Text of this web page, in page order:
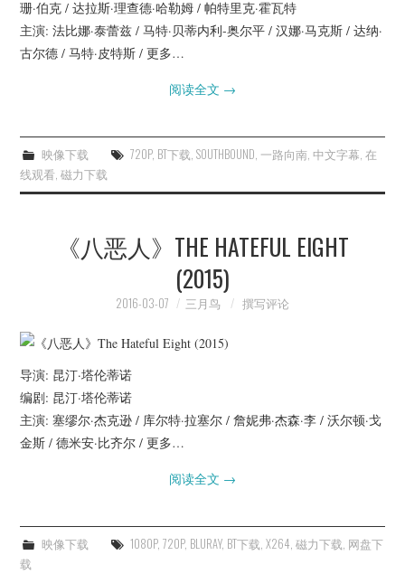
电影档期
珊·伯克 / 达拉斯·理查德·哈勒姆 / 帕特里克·霍瓦特
主演: 法比娜·泰蕾兹 / 马特·贝蒂内利-奥尔平 / 汉娜·马克斯 / 达纳·
古尔德 / 马特·皮特斯 / 更多…
阅读全文 →
映像下载 720P, BT下载, SOUTHBOUND, 一路向南, 中文字幕, 在
线观看,磁力下载
《八恶人》THE HATEFUL EIGHT
(2015)
2016-03-07 三月鸟 撰写评论
导演: 昆汀·塔伦蒂诺
编剧: 昆汀·塔伦蒂诺
主演: 塞缪尔·杰克逊 / 库尔特·拉塞尔 / 詹妮弗·杰森·李 / 沃尔顿·戈
金斯 / 德米安·比齐尔 / 更多…
阅读全文 →
映像下载 1080P, 720P, BLURAY, BT下载, X264, 磁力下载, 网盘下
载